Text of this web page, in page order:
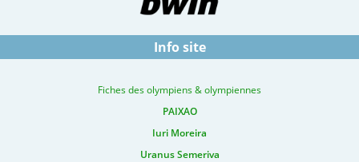
Info site
Fiches des olympiens & olympiennes
PAIXAO
Iuri Moreira
Uranus Semeriva